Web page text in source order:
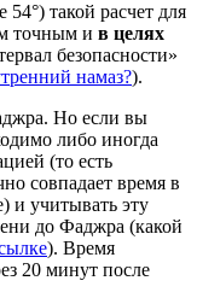
такой расчет для
точным и в целях
безопасности»
намаз?).
Но если вы
либо иногда
(то есть
совпадает время в
и учитывать эту
до Фаджра (какой
). Время
20 минут после